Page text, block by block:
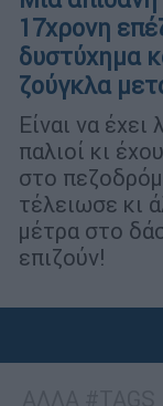
17χρονη
δυστύχημα
ζούγκλα
Είναι να έχει
παλιοί κι
στο
τέλειωσε κι
μέτρα στο
επιζούν!